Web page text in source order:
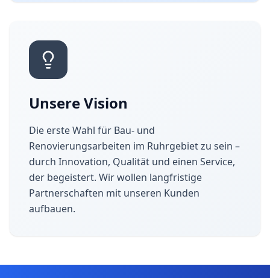
Unsere Vision
Die erste Wahl für Bau- und
Renovierungsarbeiten im Ruhrgebiet zu sein –
durch Innovation, Qualität und einen Service,
der begeistert. Wir wollen langfristige
Partnerschaften mit unseren Kunden
aufbauen.